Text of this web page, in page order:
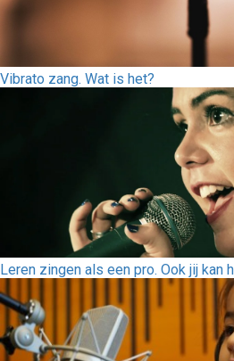
Vibrato zang. Wat is het?
Leren zingen als een pro. Ook jij kan